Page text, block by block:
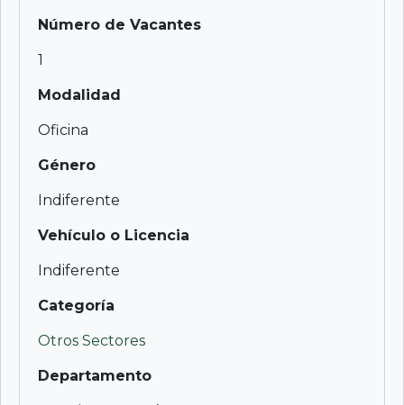
Número de Vacantes
1
Modalidad
Oficina
Género
Indiferente
Vehículo o Licencia
Indiferente
Categoría
Otros Sectores
Departamento